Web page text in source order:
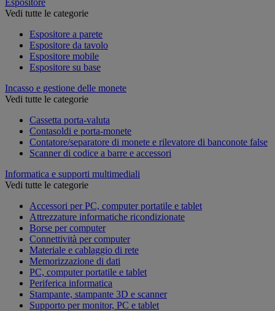
Vedi tutte le categorie
Espositore a parete
Espositore da tavolo
Espositore mobile
Espositore su base
Incasso e gestione delle monete
Vedi tutte le categorie
Cassetta porta-valuta
Contasoldi e porta-monete
Contatore/separatore di monete e rilevatore di banconote false
Scanner di codice a barre e accessori
Informatica e supporti multimediali
Vedi tutte le categorie
Accessori per PC, computer portatile e tablet
Attrezzature informatiche ricondizionate
Borse per computer
Connettività per computer
Materiale e cablaggio di rete
Memorizzazione di dati
PC, computer portatile e tablet
Periferica informatica
Stampante, stampante 3D e scanner
Supporto per monitor, PC e tablet